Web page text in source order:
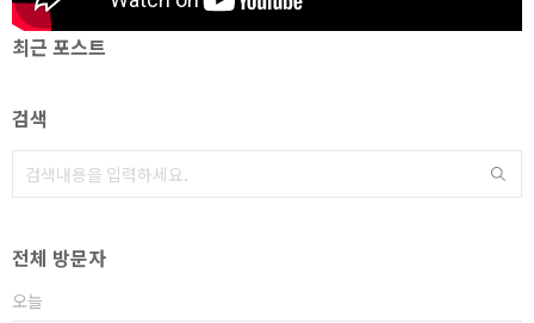
최근 포스트
검색
전체 방문자
오늘